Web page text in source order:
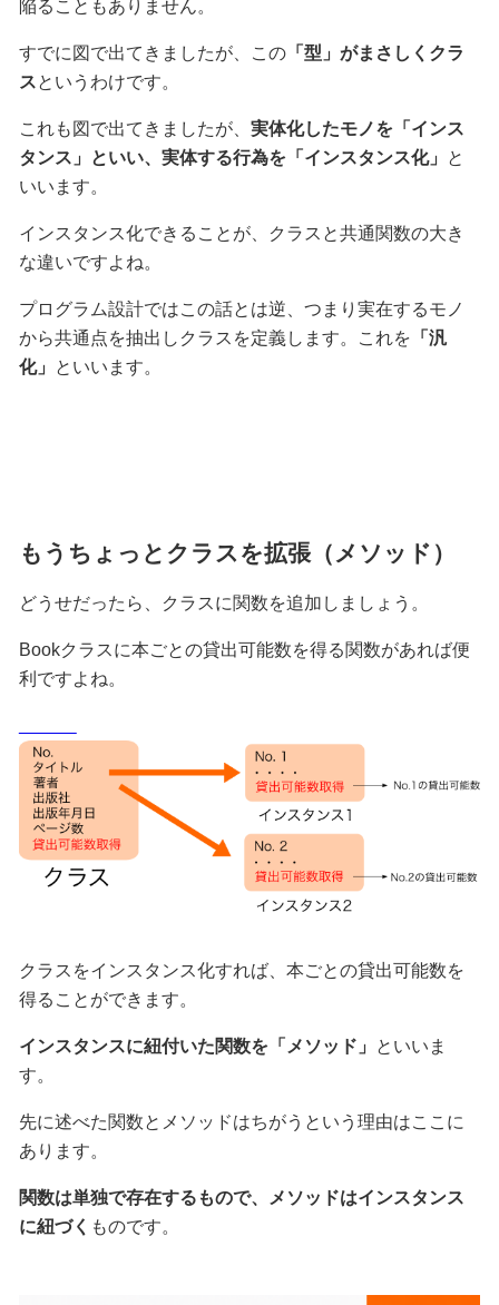
陥ることもありません。
すでに図で出てきましたが、この「型」がまさしくクラ
スというわけです。
これも図で出てきましたが、 実体化したモノを「インス
タンス」といい、実体する行為を「インスタンス化」
と
いいます。
インスタンス化できることが、クラスと共通関数の大き
な違いですよね。
プログラム設計ではこの話とは逆、つまり実在するモノ
から共通点を抽出しクラスを定義します。これを 「汎
化」
といいます。
もうちょっとクラスを拡張（メソッド）
どうせだったら、クラスに関数を追加しましょう。
Bookクラスに本ごとの貸出可能数を得る関数があれば便
利ですよね。
クラスをインスタンス化すれば、本ごとの貸出可能数を
得ることができます。
インスタンスに紐付いた関数を「メソッド」
といいま
す。
先に述べた関数とメソッドはちがうという理由はここに
あります。
関数は単独で存在するもので、メソッドはインスタンス
に紐づく ものです。